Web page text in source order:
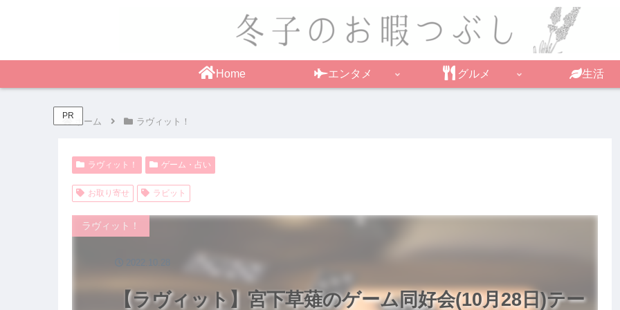
Home エンタメ グルメ 生活
PR
ホーム ラヴィット！
ラヴィット！ ゲーム・占い
お取り寄せ ラビット
【ラヴィット】宮下草薙のゲーム同好会(10月28日)テー
ラヴィット！
2022.10.28